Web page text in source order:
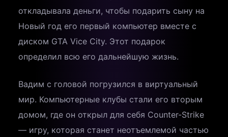
откладывала деньги, чтобы подарить сыну на
Новый год его первый компьютер вместе с
диском GTA Vice City. Этот подарок
определил всю его дальнейшую жизнь.
Вадим с головой погрузился в виртуальный
мир. Компьютерные клубы стали его вторым
домом, где он открыл для себя Counter-Strike
— игру, которая станет неотъемлемой частью